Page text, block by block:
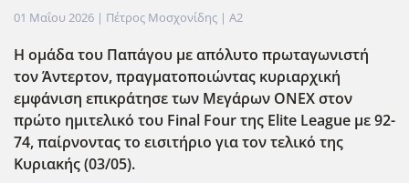
01 Μαΐου 2026 | Πέτρος Μοσχονίδης | A2
Η ομάδα του Παπάγου με απόλυτο πρωταγωνιστή
τον Άντερτον, πραγματοποιώντας κυριαρχική
εμφάνιση επικράτησε των Μεγάρων ΟΝΕΧ στον
πρώτο ημιτελικό του Final Four της Elite League με 92-
74, παίρνοντας το εισιτήριο για τον τελικό της
Κυριακής (03/05).